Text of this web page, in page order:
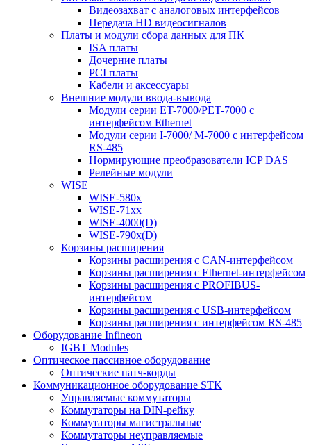
Видеозахват с аналоговых интерфейсов
Передача HD видеосигналов
Платы и модули сбора данных для ПК
ISA платы
Дочерние платы
PCI платы
Кабели и аксессуары
Внешние модули ввода-вывода
Модули серии ET-7000/PET-7000 с
интерфейсом Ethernet
Модули серии I-7000/ M-7000 с интерфейсом
RS-485
Нормирующие преобразователи ICP DAS
Релейные модули
WISE
WISE-580x
WISE-71xx
WISE-4000(D)
WISE-790x(D)
Корзины расширения
Корзины расширения с CAN-интерфейсом
Корзины расширения с Ethernet-интерфейсом
Корзины расширения с PROFIBUS-
интерфейсом
Корзины расширения с USB-интерфейсом
Корзины расширения с интерфейсом RS-485
Оборудование Infineon
IGBT Modules
Оптическое пассивное оборудование
Оптические патч-корды
Коммуникационное оборудование STK
Управляемые коммутаторы
Коммутаторы на DIN-рейку
Коммутаторы магистральные
Коммутаторы неуправляемые